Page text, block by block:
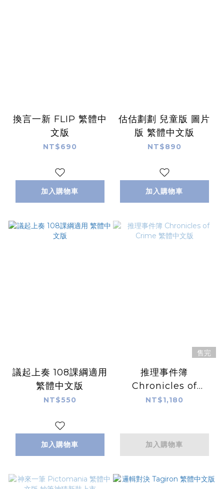
換言一新 FLIP 繁體中
文版
NT$690
加入購物車
估估劃劃 兒童版 圖片
版 繁體中文版
NT$890
加入購物車
議起上奏 108課綱適用
繁體中文版
NT$550
加入購物車
售完
推理事件簿
Chronicles of
Crime 繁體中文版
NT$1,180
加入購物車